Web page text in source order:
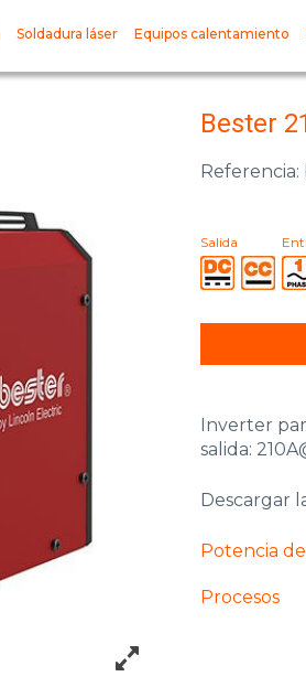
Soldadura láser Equipos calentamiento
Referencia:
Salida
Inverter
salida:
Descargar
Potencia
Procesos
Bester